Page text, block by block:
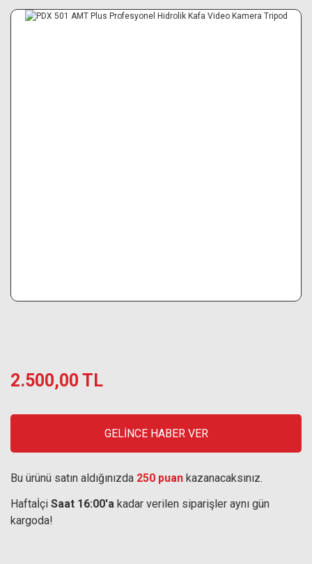
2.500,00 TL
GELİNCE HABER VER
Bu ürünü satın aldığınızda 250 puan kazanacaksınız.
Haftaİçi Saat 16:00'a kadar verilen siparişler aynı gün
kargoda!